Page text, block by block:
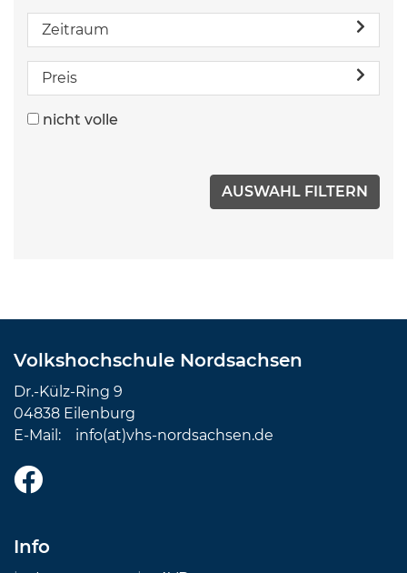
Zeitraum
Preis
nicht volle
Volkshochschule Nordsachsen
Dr.-Külz-Ring 9
04838 Eilenburg
E-Mail: info(at)vhs-nordsachsen.de
Info